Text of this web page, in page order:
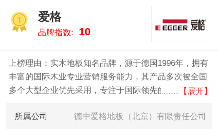
爱格
品牌指数: 10
上榜理由：实木地板知名品牌，源于德国1996年，拥有
丰富的国际木业专业营销服务能力，其产品多次被全国
多个大型企业优先采用，专注于国际领先的德国及全球
【展开】
所属公司 德中爱格地板（北京）有限责任公司